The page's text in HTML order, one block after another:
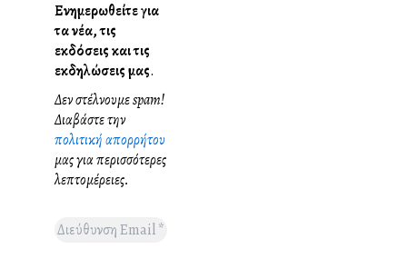
Ενημερωθείτε για
τα νέα, τις
εκδόσεις και τις
εκδηλώσεις μας.
Δεν στέλνουμε spam!
Διαβάστε την
πολιτική απορρήτου
μας για περισσότερες
λεπτομέρειες.